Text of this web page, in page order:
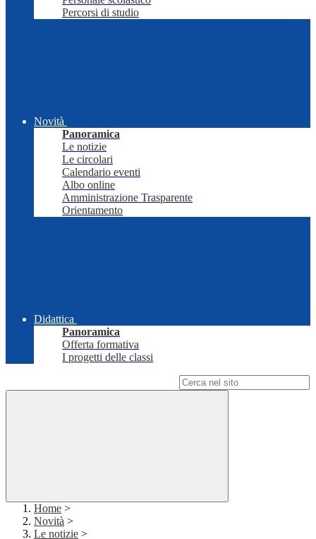
Percorsi di studio
Novità
Panoramica
Le notizie
Le circolari
Calendario eventi
Albo online
Amministrazione Trasparente
Orientamento
Didattica
Panoramica
Offerta formativa
I progetti delle classi
Home >
Novità >
Le notizie >